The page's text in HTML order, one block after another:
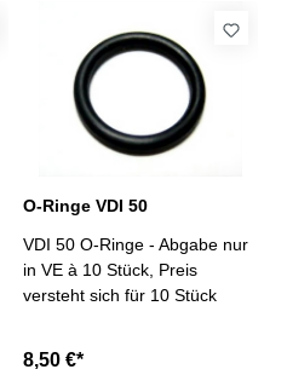
O-Ringe VDI 50
VDI 50 O-Ringe - Abgabe nur
in VE à 10 Stück, Preis
versteht sich für 10 Stück
8,50 €*